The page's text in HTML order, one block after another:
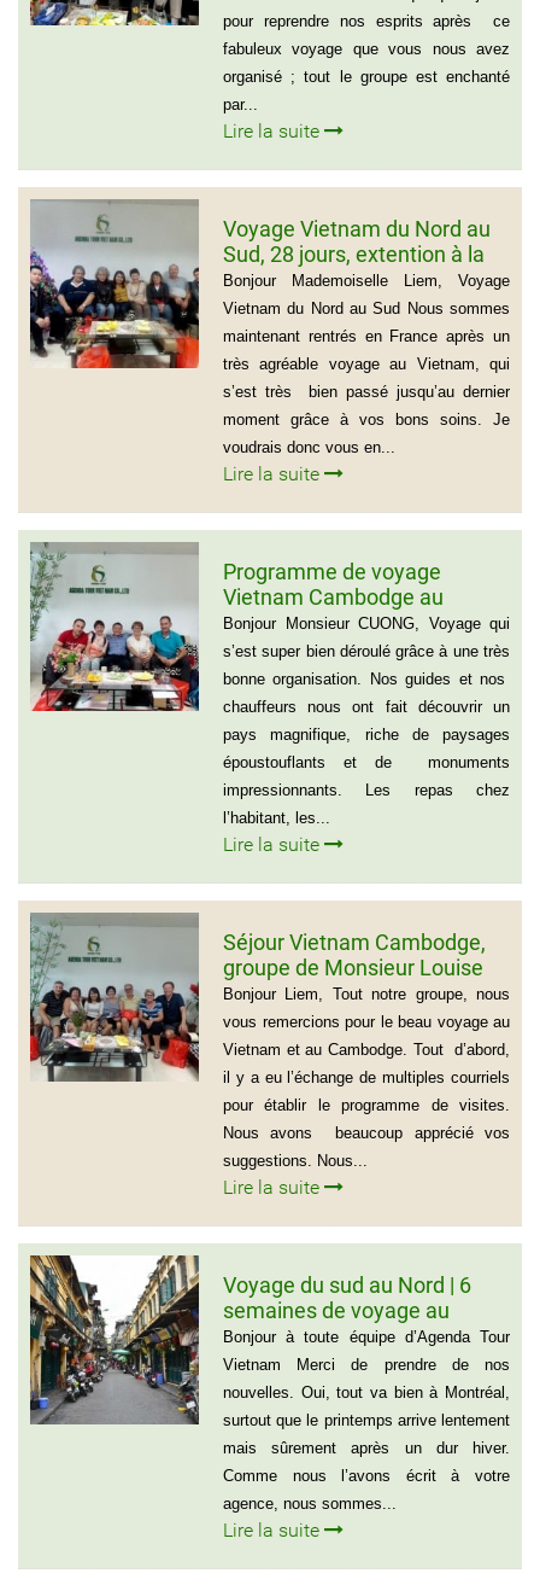
pour reprendre nos esprits après ce
fabuleux voyage que vous nous avez
organisé ; tout le groupe est enchanté
par...
Lire la suite
Voyage Vietnam du Nord au
Sud, 28 jours, extention à la
plage de Muine du groupe de
Mr Thierry Voinier
Bonjour Mademoiselle Liem, Voyage
Vietnam du Nord au Sud Nous sommes
maintenant rentrés en France après un
très agréable voyage au Vietnam, qui
s’est très bien passé jusqu’au dernier
moment grâce à vos bons soins. Je
voudrais donc vous en...
Lire la suite
Programme de voyage
Vietnam Cambodge au
groupe de Madame CATHY et
les amis
Bonjour Monsieur CUONG, Voyage qui
s’est super bien déroulé grâce à une très
bonne organisation. Nos guides et nos
chauffeurs nous ont fait découvrir un
pays magnifique, riche de paysages
époustouflants et de monuments
impressionnants. Les repas chez
l’habitant, les...
Lire la suite
Séjour Vietnam Cambodge,
groupe de Monsieur Louise
De Seve, 3 semaines
Bonjour Liem, Tout notre groupe, nous
vous remercions pour le beau voyage au
Vietnam et au Cambodge. Tout d’abord,
il y a eu l’échange de multiples courriels
pour établir le programme de visites.
Nous avons beaucoup apprécié vos
suggestions. Nous...
Lire la suite
Voyage du sud au Nord | 6
semaines de voyage au
Vietnam – Madame
Marguerite Côté et Monsieur
Gérald Lafleur – 001 514-355-
9066
Bonjour à toute équipe d’Agenda Tour
Vietnam Merci de prendre de nos
nouvelles. Oui, tout va bien à Montréal,
surtout que le printemps arrive lentement
mais sûrement après un dur hiver.
Comme nous l’avons écrit à votre
agence, nous sommes...
Lire la suite